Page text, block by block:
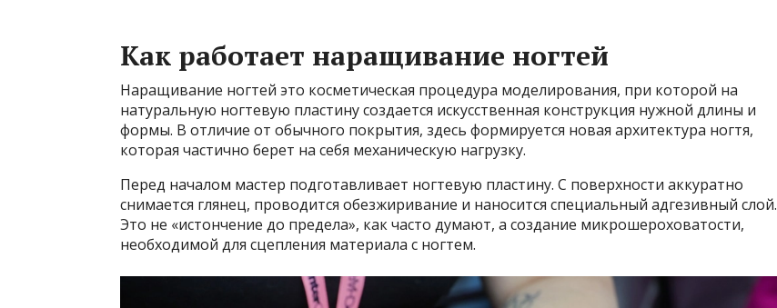
Как работает наращивание ногтей
Наращивание ногтей это косметическая процедура моделирования, при которой на
натуральную ногтевую пластину создается искусственная конструкция нужной длины и
формы. В отличие от обычного покрытия, здесь формируется новая архитектура ногтя,
которая частично берет на себя механическую нагрузку.
Перед началом мастер подготавливает ногтевую пластину. С поверхности аккуратно
снимается глянец, проводится обезжиривание и наносится специальный адгезивный слой.
Это не «истончение до предела», как часто думают, а создание микрошероховатости,
необходимой для сцепления материала с ногтем.